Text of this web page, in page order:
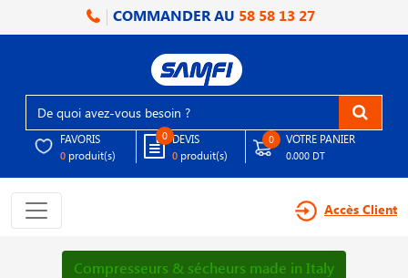
COMMANDER AU 58 58 13 27
FAVORIS
0 produit(s)
0 DEVIS
0 produit(s)
0 VOTRE PANIER
0.000 DT
Accès Client
Compresseurs & sécheurs made in Italy